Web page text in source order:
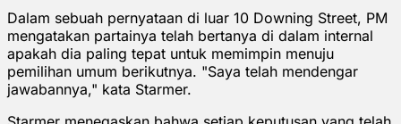
Dalam sebuah pernyataan di luar 10 Downing Street, PM
mengatakan partainya telah bertanya di dalam internal
apakah dia paling tepat untuk memimpin menuju
pemilihan umum berikutnya. "Saya telah mendengar
jawabannya," kata Starmer.